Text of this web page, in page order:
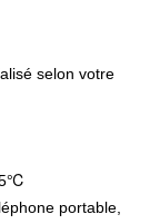
selon votre
portable,